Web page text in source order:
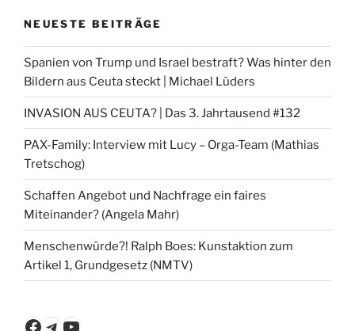
NEUESTE BEITRÄGE
Spanien von Trump und Israel bestraft? Was hinter den
Bildern aus Ceuta steckt | Michael Lüders
INVASION AUS CEUTA? | Das 3. Jahrtausend #132
PAX-Family: Interview mit Lucy – Orga-Team (Mathias
Tretschog)
Schaffen Angebot und Nachfrage ein faires
Miteinander? (Angela Mahr)
Menschenwürde?! Ralph Boes: Kunstaktion zum
Artikel 1, Grundgesetz (NMTV)
Facebook
Telegram
YouTube